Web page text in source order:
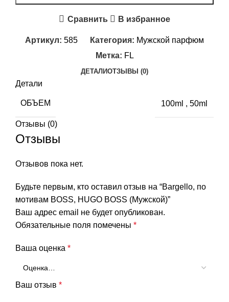
Сравнить В избранное
Артикул: 585 Категория: Мужской парфюм
Метка: FL
ДЕТАЛИОТЗЫВЫ (0)
Детали
ОБЪЕМ 100ml , 50ml
Отзывы (0)
Отзывы
Отзывов пока нет.
Будьте первым, кто оставил отзыв на “Bargello, по
мотивам BOSS, HUGO BOSS (Мужской)”
Ваш адрес email не будет опубликован.
Обязательные поля помечены *
Ваша оценка *
Ваш отзыв *